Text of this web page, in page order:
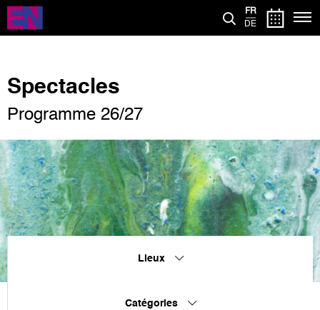
Aller
contenu
FR
DE
Spectacles
Programme 26/27
Lieux
Catégories